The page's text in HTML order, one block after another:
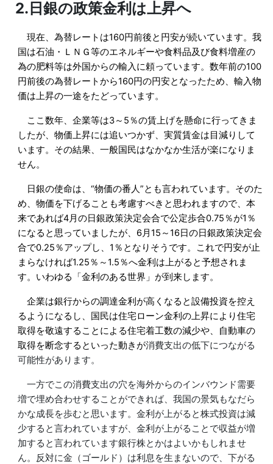
2.日銀の政策金利は上昇へ
現在、為替レートは160円前後と円安が続いています。我
国は石油・ＬＮＧ等のエネルギーや食料品及び食料増産の
為の肥料等は外国からの輸入に頼っています。数年前の100
円前後の為替レートから160円の円安となったため、輸入物
価は上昇の一途をたどっています。
ここ数年、企業等は3～ 5 ％の賃上げを懸命に行ってきま
したが、物価上昇には追いつかず、実質賃金は目減りして
います。その結果、一般国民はなかなか生活が楽になりま
せん。
日銀の使命は、“物価の番人”とも言われています。そのた
め、物価を下げることも考慮すべきと思われますので、本
来であれば4月の日銀政策決定会合で公定歩合0.75 ％が1 ％
になると思っていましたが、6月15 ～16日の日銀政策決定会
合で0.25 ％アップし、 1 ％となりそうです。これで円安が止
まらなければ1.25 ％～1.5 ％へ金利は上がると予想されま
す。いわゆる「金利のある世界」が到来します。
企業は銀行からの調達金利が高くなると設備投資を控え
るようになるし、国民は住宅ローン金利の上昇により住宅
取得を敬遠することによる住宅着工数の減少や、自動車の
取得を断念するといった動きが消費支出の低下につながる
可能性があります。
一方でこの消費支出の穴を海外からのインバウンド需要
増で埋め合わせすることができれば、我国の景気もなだら
かな成長を歩むと思います。金利が上がると株式投資は減
少すると言われていますが、金利が上がることで収益が増
加すると言われています銀行株とかはよいかもしれませ
ん。反対に金（ゴールド）は利息を生まないので、下がる